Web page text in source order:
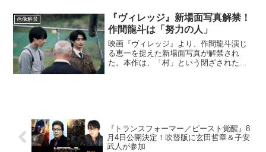
あるシリーズ史上最恐...
画像解禁
『ヴィレッジ』新場面写真解禁！
作間龍斗は「努力の人」
映画『ヴィレッジ』より、作間龍斗演じ
る恵一を捉えた新場面写真が解禁され
た。本作は、「村」という閉ざされた世
『トランスフォーマー／ビースト覚醒』8
月4日公開決定！吹替版に玄田哲章＆子安
武人が参加